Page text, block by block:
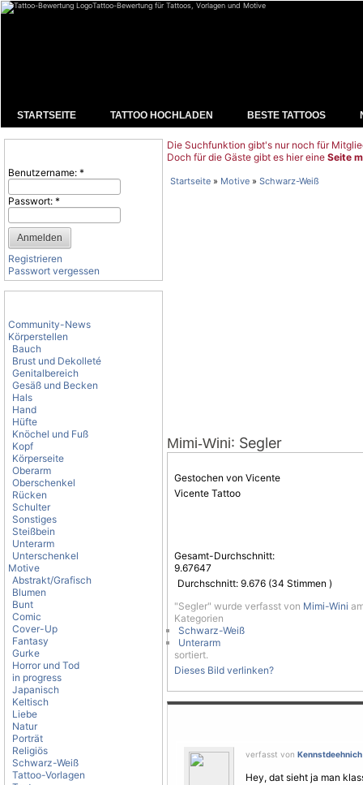
Tattoo-Bewertung für Tattoos, Vorlagen und Motive
STARTSEITE TATTOO HOCHLADEN BESTE TATTOOS
Benutzername: *
Passwort: *
Registrieren
Passwort vergessen
Community-News
Körperstellen
Bauch
Brust und Dekolleté
Genitalbereich
Gesäß und Becken
Hals
Hand
Hüfte
Knöchel und Fuß
Kopf
Körperseite
Oberarm
Oberschenkel
Rücken
Schulter
Sonstiges
Steißbein
Unterarm
Unterschenkel
Motive
Abstrakt/Grafisch
Blumen
Bunt
Comic
Cover-Up
Fantasy
Gurke
Horror und Tod
in progress
Japanisch
Keltisch
Liebe
Natur
Porträt
Religiös
Schwarz-Weiß
Tattoo-Vorlagen
Die Suchfunktion gibt's nur noch für
Doch für die Gäste gibt es hier eine Seite
Startseite » Motive » Schwarz-Weiß
Mimi-Wini: Segler
Gestochen von Vicente
Vicente Tattoo
Gesamt-Durchschnitt:
9.67647
Durchschnitt: 9.676 (34 Stimmen )
"Segler" wurde verfasst von Mimi-Wini
Kategorien
Schwarz-Weiß
Unterarm
sortiert.
Dieses Bild verlinken?
verfasst von Kennstdeehnich
Hey, dat sieht ja man